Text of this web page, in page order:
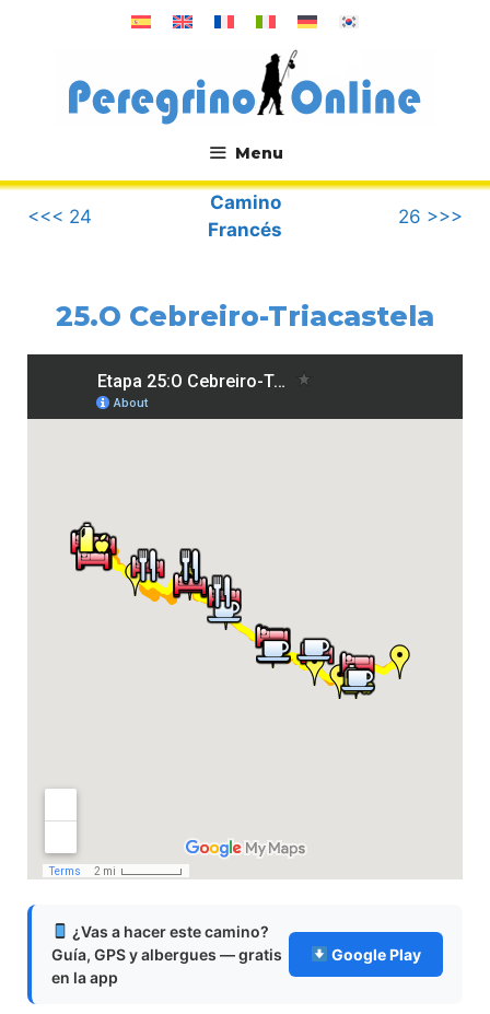
Menu
.
<<< 24
Camino
Francés
26 >>>
25.O Cebreiro-Triacastela
¿Vas a hacer este camino?
Guía, GPS y albergues — gratis
en la app
Google Play